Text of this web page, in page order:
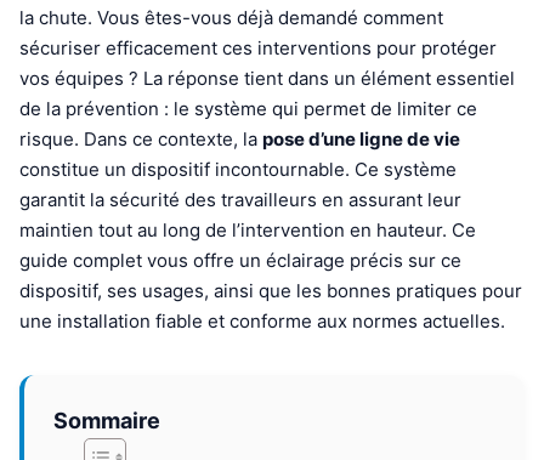
la chute. Vous êtes-vous déjà demandé comment
sécuriser efficacement ces interventions pour protéger
vos équipes ? La réponse tient dans un élément essentiel
de la prévention : le système qui permet de limiter ce
risque. Dans ce contexte, la pose d’une ligne de vie
constitue un dispositif incontournable. Ce système
garantit la sécurité des travailleurs en assurant leur
maintien tout au long de l’intervention en hauteur. Ce
guide complet vous offre un éclairage précis sur ce
dispositif, ses usages, ainsi que les bonnes pratiques pour
une installation fiable et conforme aux normes actuelles.
Sommaire